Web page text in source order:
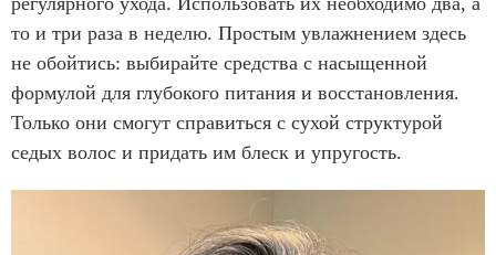
то и три раза в неделю. Простым увлажнением здесь
не обойтись: выбирайте средства с насыщенной
формулой для глубокого питания и восстановления.
Только они смогут справиться с сухой структурой
седых волос и придать им блеск и упругость.